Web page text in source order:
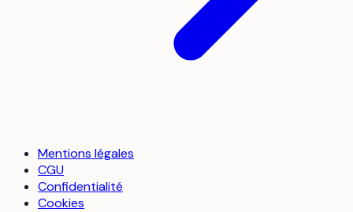
Mentions légales
CGU
Confidentialité
Cookies